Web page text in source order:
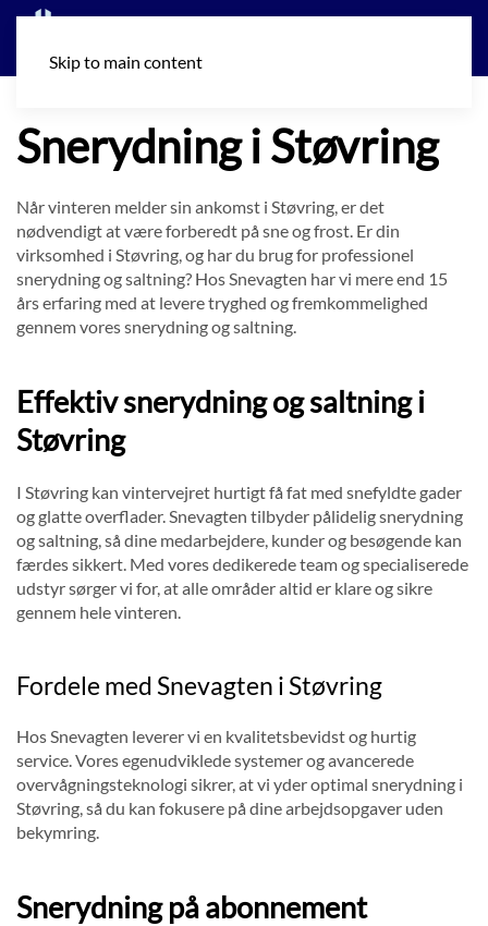
Skip to main content
Snerydning i Støvring
Når vinteren melder sin ankomst i Støvring, er det
nødvendigt at være forberedt på sne og frost. Er din
virksomhed i Støvring, og har du brug for professionel
snerydning og saltning? Hos Snevagten har vi mere end 15
års erfaring med at levere tryghed og fremkommelighed
gennem vores snerydning og saltning.
Effektiv snerydning og saltning i
Støvring
I Støvring kan vintervejret hurtigt få fat med snefyldte gader
og glatte overflader. Snevagten tilbyder pålidelig snerydning
og saltning, så dine medarbejdere, kunder og besøgende kan
færdes sikkert. Med vores dedikerede team og specialiserede
udstyr sørger vi for, at alle områder altid er klare og sikre
gennem hele vinteren.
Fordele med Snevagten i Støvring
Hos Snevagten leverer vi en kvalitetsbevidst og hurtig
service. Vores egenudviklede systemer og avancerede
overvågningsteknologi sikrer, at vi yder optimal snerydning i
Støvring, så du kan fokusere på dine arbejdsopgaver uden
bekymring.
Snerydning på abonnement